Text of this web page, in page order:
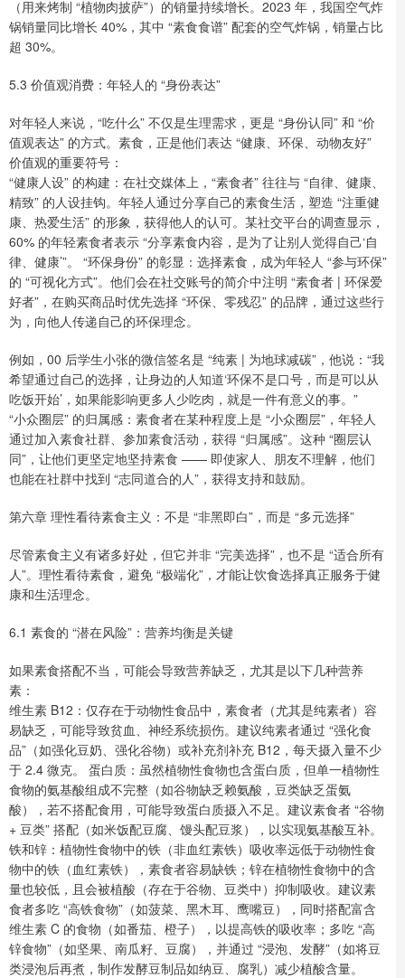
（用来烤制 “植物肉披萨”）的销量持续增长。2023 年，我国空气炸
锅销量同比增长 40%，其中 “素食食谱” 配套的空气炸锅，销量占比
超 30%。
5.3 价值观消费：年轻人的 “身份表达”
对年轻人来说，“吃什么” 不仅是生理需求，更是 “身份认同” 和 “价
值观表达” 的方式。素食，正是他们表达 “健康、环保、动物友好”
价值观的重要符号：
“健康人设” 的构建：在社交媒体上，“素食者” 往往与 “自律、健康、
精致” 的人设挂钩。年轻人通过分享自己的素食生活，塑造 “注重健
康、热爱生活” 的形象，获得他人的认可。某社交平台的调查显示，
60% 的年轻素食者表示 “分享素食内容，是为了让别人觉得自己‘自
律、健康’”。 “环保身份” 的彰显：选择素食，成为年轻人 “参与环保”
的 “可视化方式”。他们会在社交账号的简介中注明 “素食者 | 环保爱
好者”，在购买商品时优先选择 “环保、零残忍” 的品牌，通过这些行
为，向他人传递自己的环保理念。
例如，00 后学生小张的微信签名是 “纯素 | 为地球减碳”，他说：“我
希望通过自己的选择，让身边的人知道‘环保不是口号，而是可以从
吃饭开始’，如果能影响更多人少吃肉，就是一件有意义的事。”
“小众圈层” 的归属感：素食者在某种程度上是 “小众圈层”，年轻人
通过加入素食社群、参加素食活动，获得 “归属感”。这种 “圈层认
同”，让他们更坚定地坚持素食 —— 即使家人、朋友不理解，他们
也能在社群中找到 “志同道合的人”，获得支持和鼓励。
第六章 理性看待素食主义：不是 “非黑即白”，而是 “多元选择”
尽管素食主义有诸多好处，但它并非 “完美选择”，也不是 “适合所有
人”。理性看待素食，避免 “极端化”，才能让饮食选择真正服务于健
康和生活理念。
6.1 素食的 “潜在风险”：营养均衡是关键
如果素食搭配不当，可能会导致营养缺乏，尤其是以下几种营养
素：
维生素 B12：仅存在于动物性食品中，素食者（尤其是纯素者）容
易缺乏，可能导致贫血、神经系统损伤。建议纯素者通过 “强化食
品”（如强化豆奶、强化谷物）或补充剂补充 B12，每天摄入量不少
于 2.4 微克。 蛋白质：虽然植物性食物也含蛋白质，但单一植物性
食物的氨基酸组成不完整（如谷物缺乏赖氨酸，豆类缺乏蛋氨
酸），若不搭配食用，可能导致蛋白质摄入不足。建议素食者 “谷物
+ 豆类” 搭配（如米饭配豆腐、馒头配豆浆），以实现氨基酸互补。
铁和锌：植物性食物中的铁（非血红素铁）吸收率远低于动物性食
物中的铁（血红素铁），素食者容易缺铁；锌在植物性食物中的含
量也较低，且会被植酸（存在于谷物、豆类中）抑制吸收。建议素
食者多吃 “高铁食物”（如菠菜、黑木耳、鹰嘴豆），同时搭配富含
维生素 C 的食物（如番茄、橙子），以提高铁的吸收率；多吃 “高
锌食物”（如坚果、南瓜籽、豆腐），并通过 “浸泡、发酵”（如将豆
类浸泡后再煮，制作发酵豆制品如纳豆、腐乳）减少植酸含量。